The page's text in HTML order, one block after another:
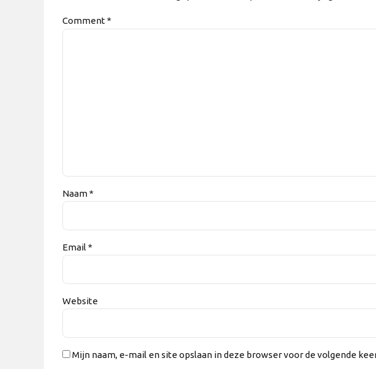
Comment*
Naam *
Email *
Website
Mijn naam, e-mail en site opslaan in deze browser voor de volgende